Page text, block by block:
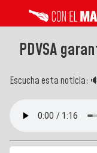
PDVSA
Escucha esta noticia: